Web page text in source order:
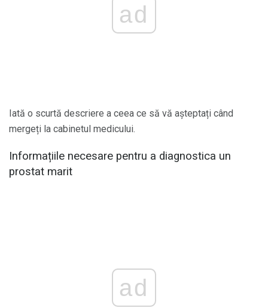
ad
Iată o scurtă descriere a ceea ce să vă așteptați când
mergeți la cabinetul medicului.
Informațiile necesare pentru a diagnostica un
prostat marit
ad